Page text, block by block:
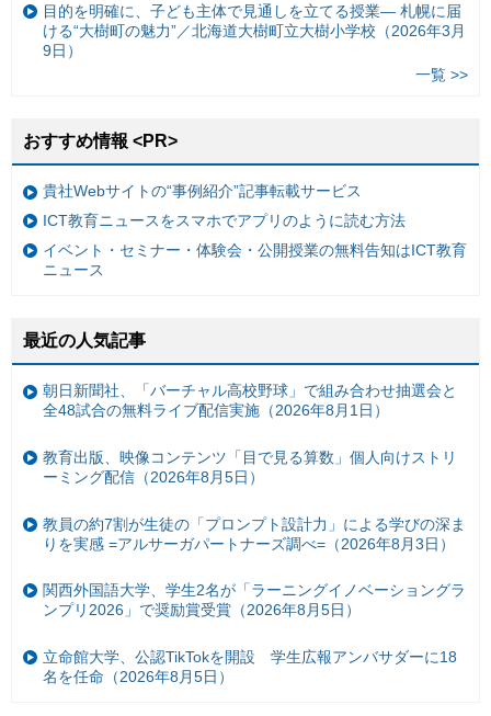
目的を明確に、子ども主体で見通しを立てる授業— 札幌に届
ける“大樹町の魅力”／北海道大樹町立大樹小学校（2026年3月
9日）
一覧 >>
おすすめ情報 <PR>
貴社Webサイトの“事例紹介”記事転載サービス
ICT教育ニュースをスマホでアプリのように読む方法
イベント・セミナー・体験会・公開授業の無料告知はICT教育
ニュース
最近の人気記事
朝日新聞社、「バーチャル高校野球」で組み合わせ抽選会と
全48試合の無料ライブ配信実施（2026年8月1日）
教育出版、映像コンテンツ「目で見る算数」個人向けストリ
ーミング配信（2026年8月5日）
教員の約7割が生徒の「プロンプト設計力」による学びの深ま
りを実感 =アルサーガパートナーズ調べ=（2026年8月3日）
関西外国語大学、学生2名が「ラーニングイノベーショングラ
ンプリ2026」で奨励賞受賞（2026年8月5日）
立命館大学、公認TikTokを開設 学生広報アンバサダーに18
名を任命（2026年8月5日）